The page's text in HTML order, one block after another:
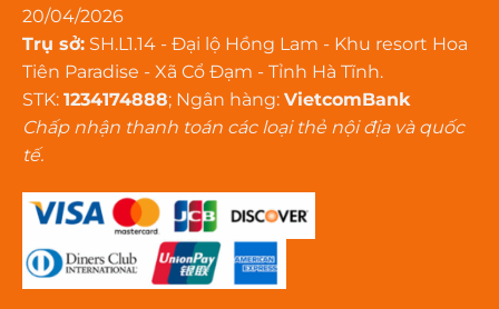
20/04/2026
Trụ sở: SH.L1.14 - Đại lộ Hồng Lam - Khu resort Hoa
Tiên Paradise - Xã Cổ Đạm - Tỉnh Hà Tĩnh.
STK: 1234174888; Ngân hàng: VietcomBank
Chấp nhận thanh toán các loại thẻ nội địa và quốc
tế.